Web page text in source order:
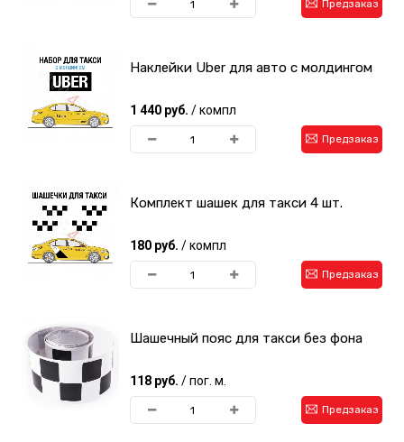
Предзаказ
Наклейки Uber для авто с молдингом
1 440 руб. / компл
Предзаказ
Комплект шашек для такси 4 шт.
180 руб. / компл
Предзаказ
Шашечный пояс для такси без фона
118 руб. / пог. м.
Предзаказ